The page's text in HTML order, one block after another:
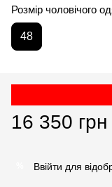
Розмір чоловічого
48
16 350 грн
Ввійти для